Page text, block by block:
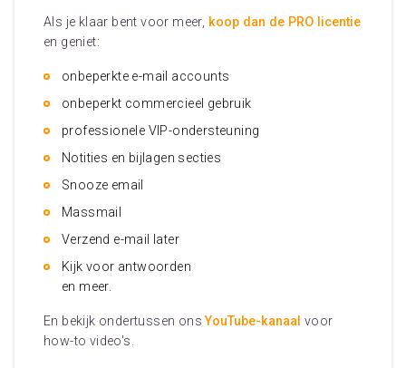
Als je klaar bent voor meer, koop dan de PRO licentie
en geniet:
onbeperkte e-mail accounts
onbeperkt commercieel gebruik
professionele VIP-ondersteuning
Notities en bijlagen secties
Snooze email
Massmail
Verzend e-mail later
Kijk voor antwoorden
en meer.
En bekijk ondertussen onsYouTube-kanaal voor
how-to video's.